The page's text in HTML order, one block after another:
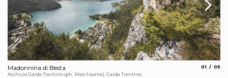
Madonnina di Besta
Archivio Garda Trentino (ph. Watchsome), Garda Trentino
01 05